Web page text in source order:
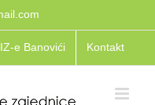
e Banovići Kontakt